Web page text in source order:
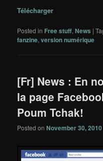
Télécharger
Posted in Free stuff,News |
fanzine,version numérique
[Fr] News : En
la page
Poum Tchak!
Posted onNovember 30, 2010